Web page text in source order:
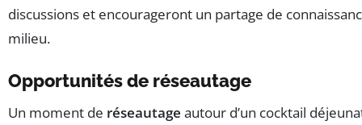
discussions et encourageront un partage de
milieu.
Opportunités de réseautage
Un moment de réseautage autour d’un cocktail